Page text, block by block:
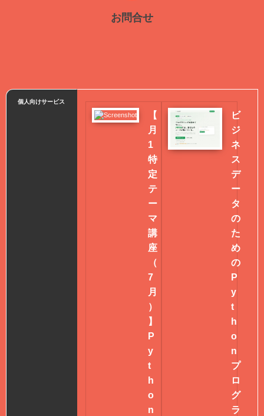
お問合せ
個人向けサービス
【
月
1
特
定
テ
ー
マ
講
座
（
7
月
）
】
P
y
t
h
o
n
ビ
ジ
ネ
ス
デ
ー
タ
の
た
め
の
P
y
t
h
o
n
プ
ロ
グ
ラ